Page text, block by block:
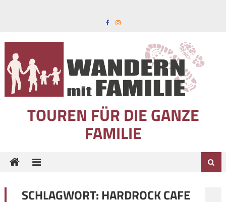
TOUREN FÜR DIE GANZE
FAMILIE
SCHLAGWORT:HARDROCK CAFE